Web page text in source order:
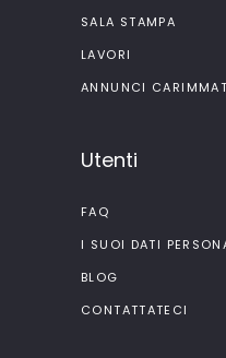
SALA STAMPA
LAVORI
ANNUNCI CARIMMAT
Utenti
FAQ
I SUOI DATI
BLOG
CONTATTATECI